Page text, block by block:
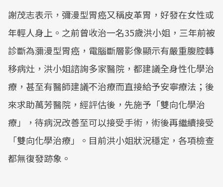
謝茂志表示，彌漫型胃癌又稱皮革胃，好發在女性或
年輕人身上。之前曾收治一名35歲洪小姐，三年前被
診斷為瀰漫型胃癌，電腦斷層影像顯示有嚴重腹腔轉
移病灶，洪小姐諮詢多家醫院，都建議全身性化學治
療，甚至有醫師建議不治療而直接給予安寧療法；後
來求助萬芳醫院，經評估後，先施予「雙向化學治
療」，待病況改善至可以接受手術，術後再繼續接受
「雙向化學治療」。目前洪小姐狀況穩定，各項檢查
都無復發跡象。